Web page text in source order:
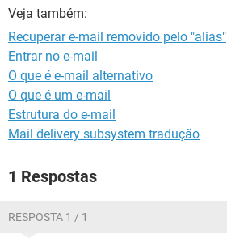
Veja também:
Recuperar e-mail removido pelo "alias"
Entrar no e-mail
O que é e-mail alternativo
O que é um e-mail
Estrutura do e-mail
Mail delivery subsystem tradução
1 Respostas
RESPOSTA 1 / 1